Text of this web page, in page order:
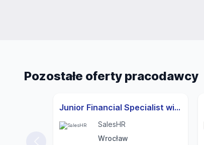
Pozostałe oferty pracodawcy
Junior Financial Specialist with German
SalesHR
Wrocław